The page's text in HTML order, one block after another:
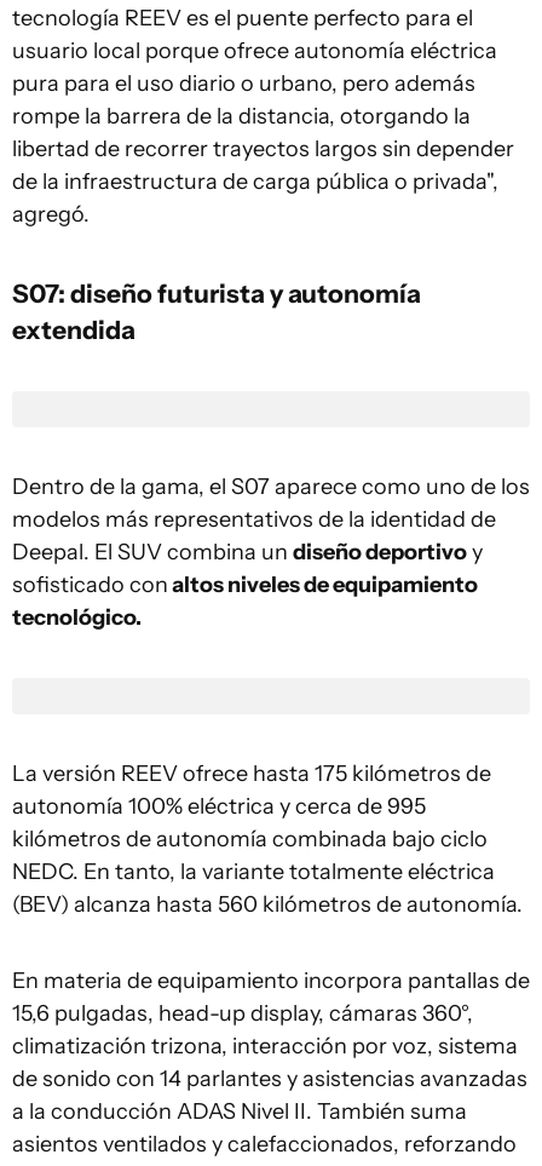
tecnología REEV es el puente perfecto para el
usuario local porque ofrece autonomía eléctrica
pura para el uso diario o urbano, pero además
rompe la barrera de la distancia, otorgando la
libertad de recorrer trayectos largos sin depender
de la infraestructura de carga pública o privada",
agregó.
S07: diseño futurista y autonomía
extendida
Dentro de la gama, el S07 aparece como uno de los
modelos más representativos de la identidad de
Deepal. El SUV combina un diseño deportivoy
sofisticado conaltos niveles de equipamiento
tecnológico.
La versión REEV ofrece hasta 175 kilómetros de
autonomía 100% eléctrica y cerca de 995
kilómetros de autonomía combinada bajo ciclo
NEDC. En tanto, la variante totalmente eléctrica
(BEV) alcanza hasta 560 kilómetros de autonomía.
En materia de equipamiento incorpora pantallas de
15,6 pulgadas, head-up display, cámaras 360°,
climatización trizona, interacción por voz, sistema
de sonido con 14 parlantes y asistencias avanzadas
a la conducción ADAS Nivel II. También suma
asientos ventilados y calefaccionados, reforzando